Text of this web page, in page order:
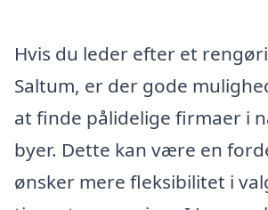
Hvis du leder efter et
Saltum, er der gode
at finde pålidelige firmaer i
byer. Dette kan være en
ønsker mere fleksibilitet i